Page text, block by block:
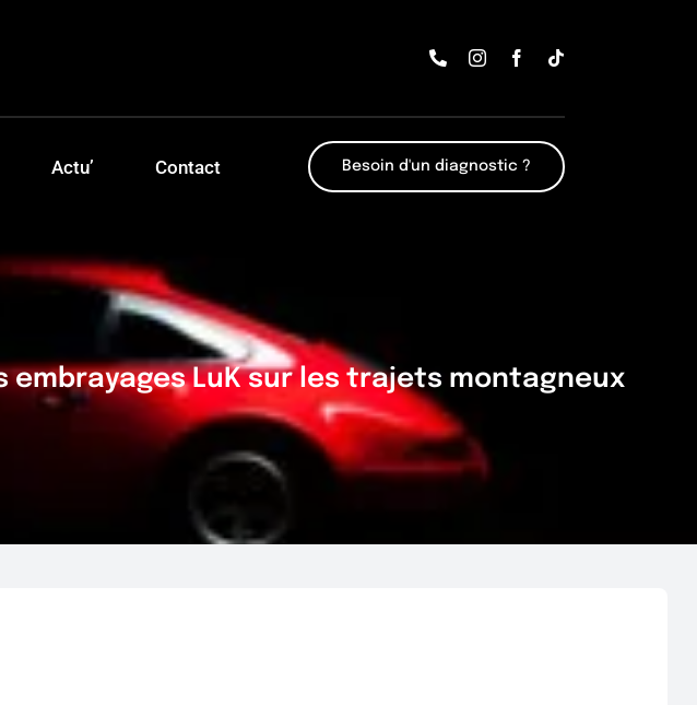
Actu’ Contact Besoin d'un diagnostic ?
embrayages LuK sur les trajets montagneux